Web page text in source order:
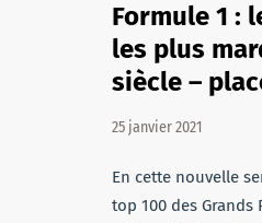
Formule 1 :
les plus
siècle –
25 janvier 2021
En cette nouvelle
top 100 des Grands